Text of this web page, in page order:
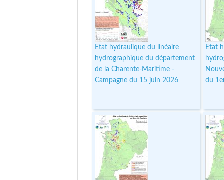
Etat hydraulique du linéaire
hydrographique du département
de la Charente-Maritime -
Campagne du 15 juin 2026
Etat
du